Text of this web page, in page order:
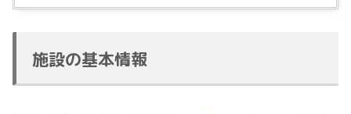
施設の基本情報